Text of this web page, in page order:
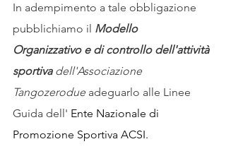
In adempimento a tale obbligazione
pubblichiamo il Modello
Organizzativo e di controllo dell'attività
sportiva dell'Associazione
Tangozerodue adeguarlo alle Linee
Guida dell' Ente Nazionale di
Promozione Sportiva ACSI.